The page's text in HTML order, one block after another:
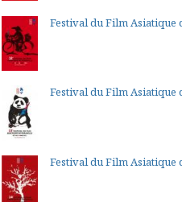
Festival du Film Asiatique
Festival du Film Asiatique
Festival du Film Asiatique